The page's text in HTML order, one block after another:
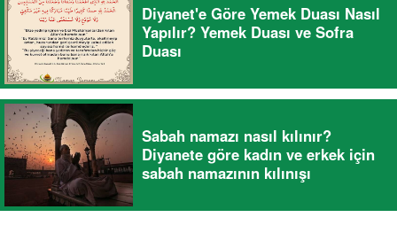
Diyanet'e Göre Yemek Duası Nasıl
Yapılır? Yemek Duası ve Sofra
Duası
Sabah namazı nasıl kılınır?
Diyanete göre kadın ve erkek için
sabah namazının kılınışı